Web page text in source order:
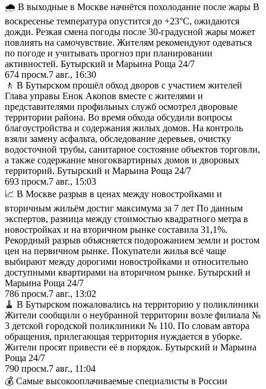
🌧️ В выходные в Москве начнётся похолодание после жары В
воскресенье температура опустится до +23°C, ожидаются
дожди. Резкая смена погоды после 30-градусной жары может
повлиять на самочувствие. Жителям рекомендуют одеваться
по погоде и учитывать прогноз при планировании
активностей. Бутырский и Марьина Роща 24/7
674 просм.7 авг., 16:30
🚶 В Бутырском прошёл обход дворов с участием жителей
Глава управы Енок Акопов вместе с жителями и
представителями профильных служб осмотрел дворовые
территории района. Во время обхода обсудили вопросы
благоустройства и содержания жилых домов. На контроль
взяли замену асфальта, обследование деревьев, очистку
водосточной трубы, санитарное состояние объектов торговли,
а также содержание многоквартирных домов и дворовых
территорий. Бутырский и Марьина Роща 24/7
693 просм.7 авг., 15:03
📈 В Москве разрыв в ценах между новостройками и
вторичным жильём достиг максимума за 7 лет По данным
экспертов, разница между стоимостью квадратного метра в
новостройках и на вторичном рынке составила 31,1%.
Рекордный разрыв объясняется подорожанием земли и ростом
цен на первичном рынке. Покупатели жилья всё чаще
выбирают между дорогими новостройками и относительно
доступными квартирами на вторичном рынке. Бутырский и
Марьина Роща 24/7
786 просм.7 авг., 13:02
🧹 В Бутырском пожаловались на территорию у поликлиники
Жители сообщили о неубранной территории возле филиала №
3 детской городской поликлиники № 110. По словам автора
обращения, прилегающая территория нуждается в уборке.
Жители просят привести её в порядок. Бутырский и Марьина
Роща 24/7
790 просм.7 авг., 11:04
💰 Самые высокооплачиваемые специалисты в России